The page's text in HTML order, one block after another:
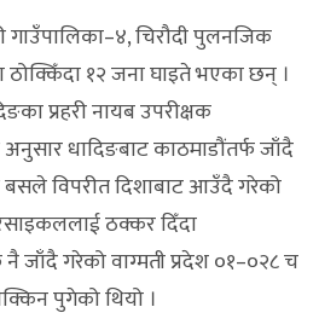
गाउँपालिका–४, चिरौदी पुलनजिक
१२ जना घाइते भएका छन् ।
प्रहरी नायब उपरीक्षक
धादिङबाट काठमाडौंतर्फ जाँदै
विपरीत दिशाबाट आउँदै गरेको
ठक्कर दिँदा
जाँदै गरेको वाग्मती प्रदेश ०१–०२८ च
पुगेको थियो ।